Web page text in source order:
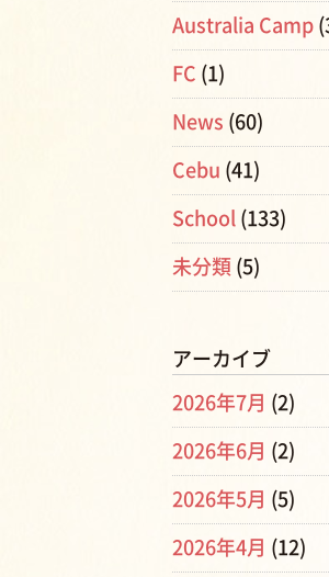
Australia Camp
FC (1)
News (60)
Cebu (41)
School (133)
未分類 (5)
アーカイブ
2026年7月 (2)
2026年6月 (2)
2026年5月 (5)
2026年4月 (12)